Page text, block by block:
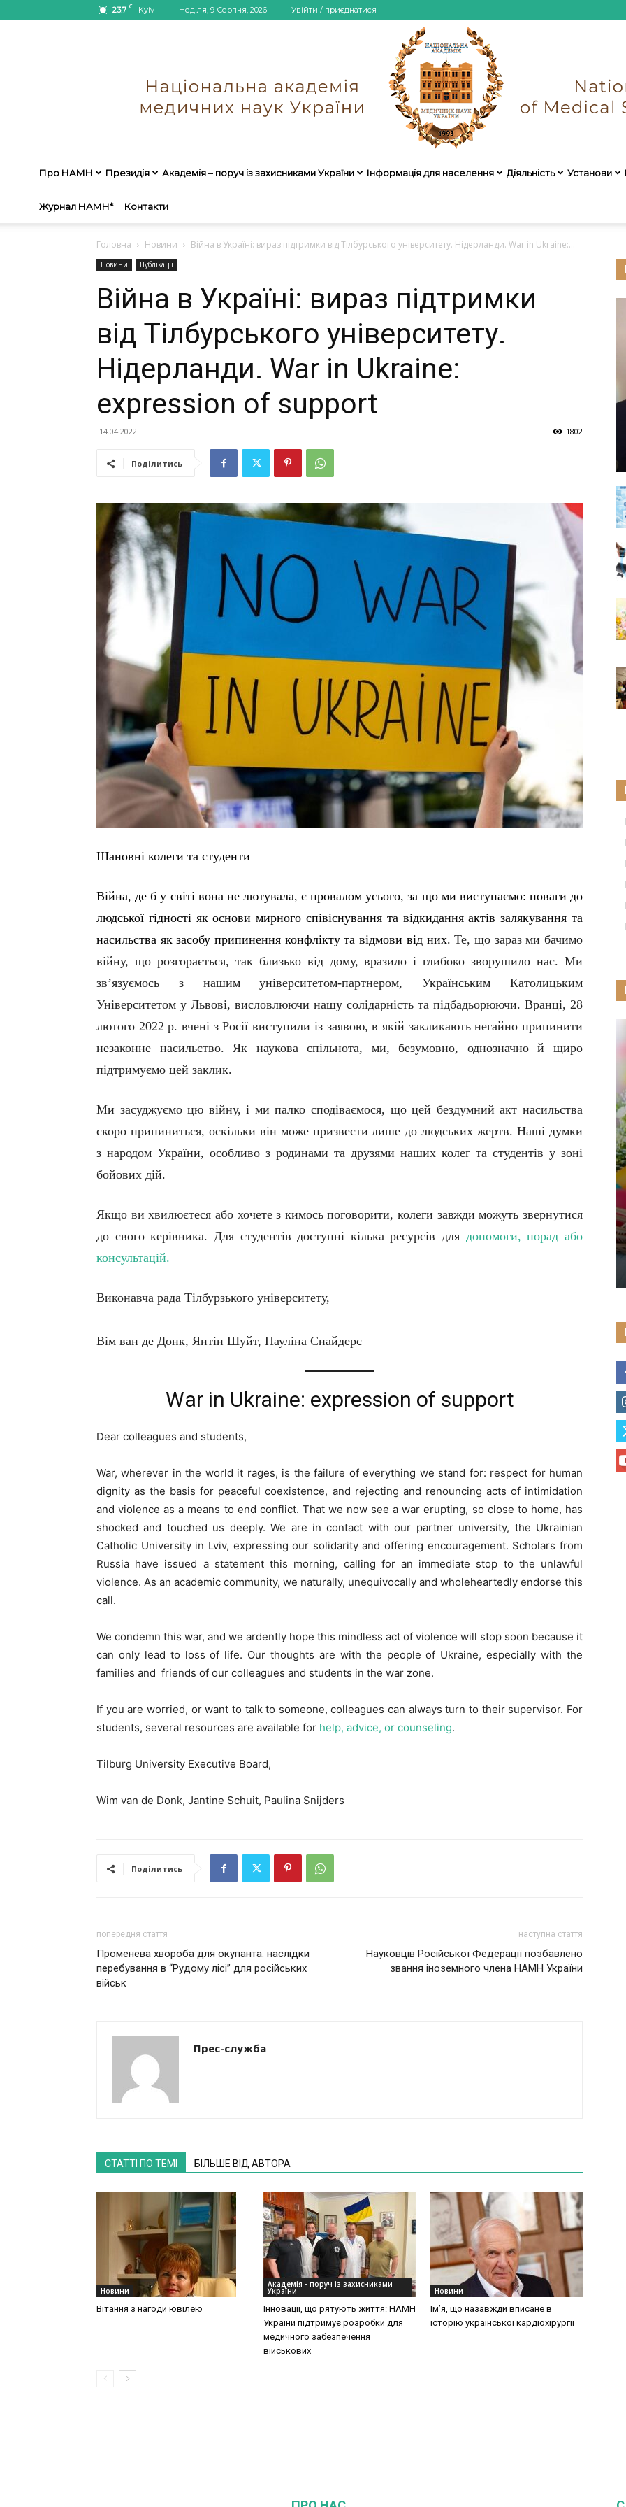
23.7 C Kyiv Неділя, 9 Серпня, 2026 Увійти / приєднатися
України
Про НАМН Президія Академія – поруч із захисниками України Інформація для населення Діяльність Установи
Журнал НАМН* Контакти
Головна Новини Війна в Україні: вираз підтримки від Тілбурського університету. Нідерланди. War in Ukraine:...
Новини Публікації
Війна в Україні: вираз підтримки
від Тілбурського університету.
Нідерланди. War in Ukraine:
expression of support
14.04.2022 1802
Поділитись
Шановні колеги та студенти
Війна, де б у світі вона не лютувала, є провалом усього, за що ми виступаємо: поваги до
людської гідності як основи мирного співіснування та відкидання актів залякування та
насильства як засобу припинення конфлікту та відмови від них. Те, що зараз ми бачимо
війну, що розгорається, так близько від дому, вразило і глибоко зворушило нас. Ми
зв’язуємось з нашим університетом-партнером, Українським Католицьким
Університетом у Львові, висловлюючи нашу солідарність та підбадьорюючи. Вранці, 28
лютого 2022 р. вчені з Росії виступили із заявою, в якій закликають негайно припинити
незаконне насильство. Як наукова спільнота, ми, безумовно, однозначно й щиро
підтримуємо цей заклик.
Ми засуджуємо цю війну, і ми палко сподіваємося, що цей бездумний акт насильства
скоро припиниться, оскільки він може призвести лише до людських жертв. Наші думки
з народом України, особливо з родинами та друзями наших колег та студентів у зоні
бойових дій.
Якщо ви хвилюєтеся або хочете з кимось поговорити, колеги завжди можуть звернутися
до свого керівника. Для студентів доступні кілька ресурсів для допомоги, порад або
консультацій.
Виконавча рада Тілбурзького університету,
Вім ван де Донк, Янтін Шуйт, Пауліна Снайдерс
War in Ukraine: expression of support
Dear colleagues and students,
War, wherever in the world it rages, is the failure of everything we stand for: respect for human
dignity as the basis for peaceful coexistence, and rejecting and renouncing acts of intimidation
and violence as a means to end conflict. That we now see a war erupting, so close to home, has
shocked and touched us deeply. We are in contact with our partner university, the Ukrainian
Catholic University in Lviv, expressing our solidarity and offering encouragement. Scholars from
Russia have issued a statement this morning, calling for an immediate stop to the unlawful
violence. As an academic community, we naturally, unequivocally and wholeheartedly endorse this
call.
We condemn this war, and we ardently hope this mindless act of violence will stop soon because it
can only lead to loss of life. Our thoughts are with the people of Ukraine, especially with the
families and friends of our colleagues and students in the war zone.
If you are worried, or want to talk to someone, colleagues can always turn to their supervisor. For
students, several resources are available for help, advice, or counseling.
Tilburg University Executive Board,
Wim van de Donk, Jantine Schuit, Paulina Snijders
Поділитись
попередня стаття
Променева хвороба для окупанта: наслідки
перебування в “Рудому лісі” для російських
військ
наступна стаття
Науковців Російської Федерації позбавлено
звання іноземного члена НАМН України
Прес-служба
СТАТТІ ПО ТЕМІ БІЛЬШЕ ВІД АВТОРА
Новини
Вітання з нагоди ювілею
Академія - поруч із захисниками
України
Інновації, що рятують життя: НАМН
України підтримує розробки для
медичного забезпечення
військових
Новини
Ім’я, що назавжди вписане в
історію української кардіохірургії